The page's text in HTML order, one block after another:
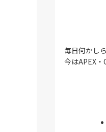
毎日何かし
今はAPEX